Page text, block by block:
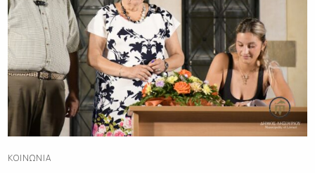
ΚΟΙΝΩΝΊΑ